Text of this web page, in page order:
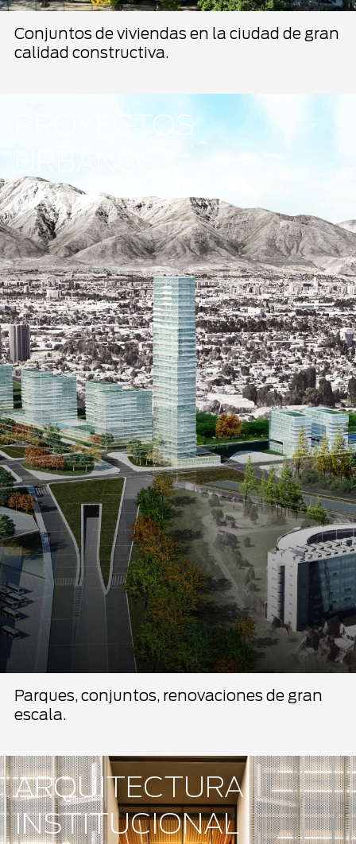
Conjuntos de viviendas en la ciudad de gran
calidad constructiva.
PROYECTOS
Parques, conjuntos, renovaciones de gran
escala.
ARQUITECTURA
INSTITUCIONAL